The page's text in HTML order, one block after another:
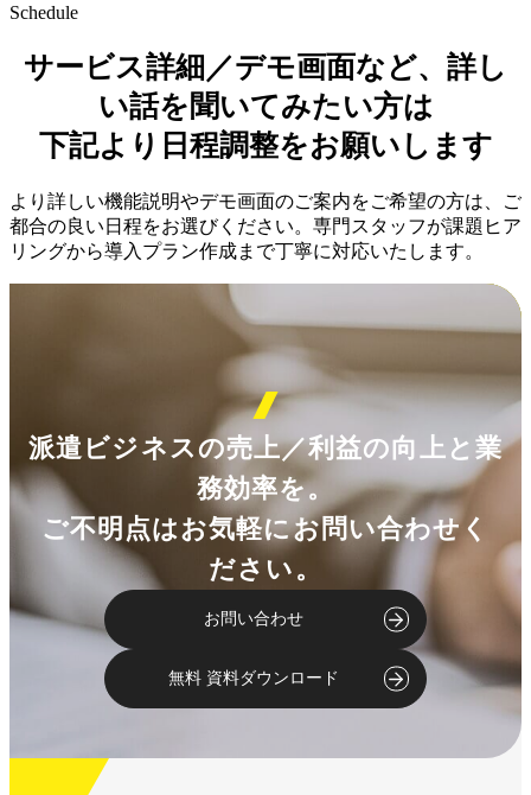
Schedule
サービス詳細／デモ画面など、詳し
い話を聞いてみたい方は
下記より日程調整をお願いします
より詳しい機能説明やデモ画面のご案内をご希望の方は、ご
都合の良い日程をお選びください。専門スタッフが課題ヒア
リングから導入プラン作成まで丁寧に対応いたします。
派遣ビジネスの売上／利益の向上と業
務効率を。
ご不明点はお気軽にお問い合わせく
ださい。
お問い合わせ
無料 資料ダウンロード